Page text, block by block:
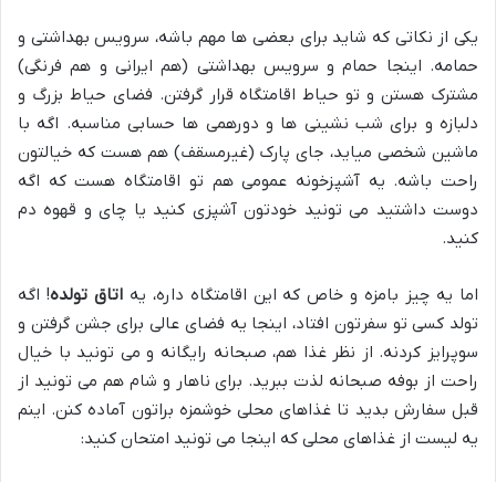
یکی از نکاتی که شاید برای بعضی ها مهم باشه، سرویس بهداشتی و
حمامه. اینجا حمام و سرویس بهداشتی (هم ایرانی و هم فرنگی)
مشترک هستن و تو حیاط اقامتگاه قرار گرفتن. فضای حیاط بزرگ و
دلبازه و برای شب نشینی ها و دورهمی ها حسابی مناسبه. اگه با
ماشین شخصی میاید، جای پارک (غیرمسقف) هم هست که خیالتون
راحت باشه. یه آشپزخونه عمومی هم تو اقامتگاه هست که اگه
دوست داشتید می تونید خودتون آشپزی کنید یا چای و قهوه دم
کنید.
اما یه چیز بامزه و خاص که این اقامتگاه داره، یهاتاق تولده! اگه
تولد کسی تو سفرتون افتاد، اینجا یه فضای عالی برای جشن گرفتن و
سوپرایز کردنه. از نظر غذا هم، صبحانه رایگانه و می تونید با خیال
راحت از بوفه صبحانه لذت ببرید. برای ناهار و شام هم می تونید از
قبل سفارش بدید تا غذاهای محلی خوشمزه براتون آماده کنن. اینم
یه لیست از غذاهای محلی که اینجا می تونید امتحان کنید: